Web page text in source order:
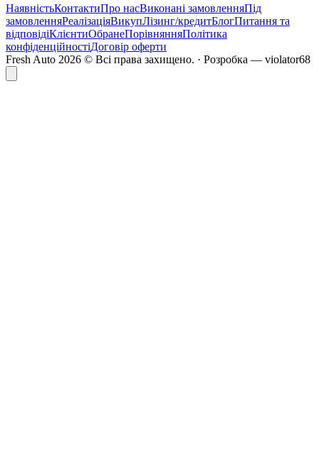
НаявністьКонтактиПро насВиконані замовленняПід
замовленняРеалізаціяВикупЛізинг/кредитБлогПитання та
відповідіКлієнтиОбранеПорівнянняПолітика
конфіденційностіДоговір оферти
Fresh Auto 2026 © Всі права захищено. · Розробка — violator68